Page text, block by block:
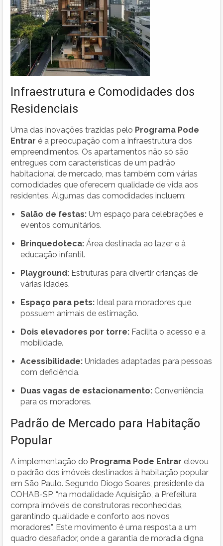
Infraestrutura e Comodidades dos
Residenciais
Uma das inovações trazidas pelo Programa Pode
Entrar é a preocupação com a infraestrutura dos
empreendimentos. Os apartamentos não só são
entregues com características de um padrão
habitacional de mercado, mas também com várias
comodidades que oferecem qualidade de vida aos
residentes. Algumas das comodidades incluem:
Salão de festas: Um espaço para celebrações e
eventos comunitários.
Brinquedoteca: Área destinada ao lazer e à
educação infantil.
Playground: Estruturas para divertir crianças de
várias idades.
Espaço para pets: Ideal para moradores que
possuem animais de estimação.
Dois elevadores por torre: Facilita o acesso e a
mobilidade.
Acessibilidade: Unidades adaptadas para pessoas
com deficiência.
Duas vagas de estacionamento: Conveniência
para os moradores.
Padrão de Mercado para Habitação
Popular
A implementação do Programa Pode Entrar elevou
o padrão dos imóveis destinados à habitação popular
em São Paulo. Segundo Diogo Soares, presidente da
COHAB-SP, “na modalidade Aquisição, a Prefeitura
compra imóveis de construtoras reconhecidas,
garantindo qualidade e conforto aos novos
moradores”. Este movimento é uma resposta a um
quadro desafiador, onde a garantia de moradia digna